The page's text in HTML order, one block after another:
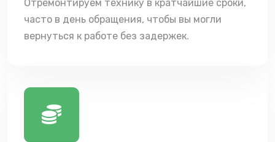
Отремонтируем технику в кратчайшие сроки,
часто в день обращения, чтобы вы могли
вернуться к работе без задержек.